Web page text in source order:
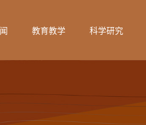
教育教学 科学研究